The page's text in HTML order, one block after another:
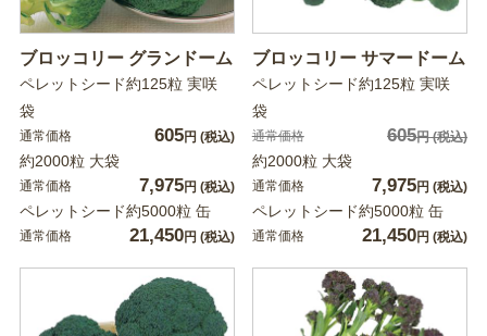
ブロッコリー グランドーム
ペレットシード約125粒 実咲
袋
通常価格 605円 (税込)
約2000粒 大袋
通常価格 7,975円 (税込)
ペレットシード約5000粒 缶
通常価格 21,450円 (税込)
ブロッコリー サマードーム
ペレットシード約125粒 実咲
袋
通常価格 605円(税込)
約2000粒 大袋
通常価格 7,975円 (税込)
ペレットシード約5000粒 缶
通常価格 21,450円 (税込)